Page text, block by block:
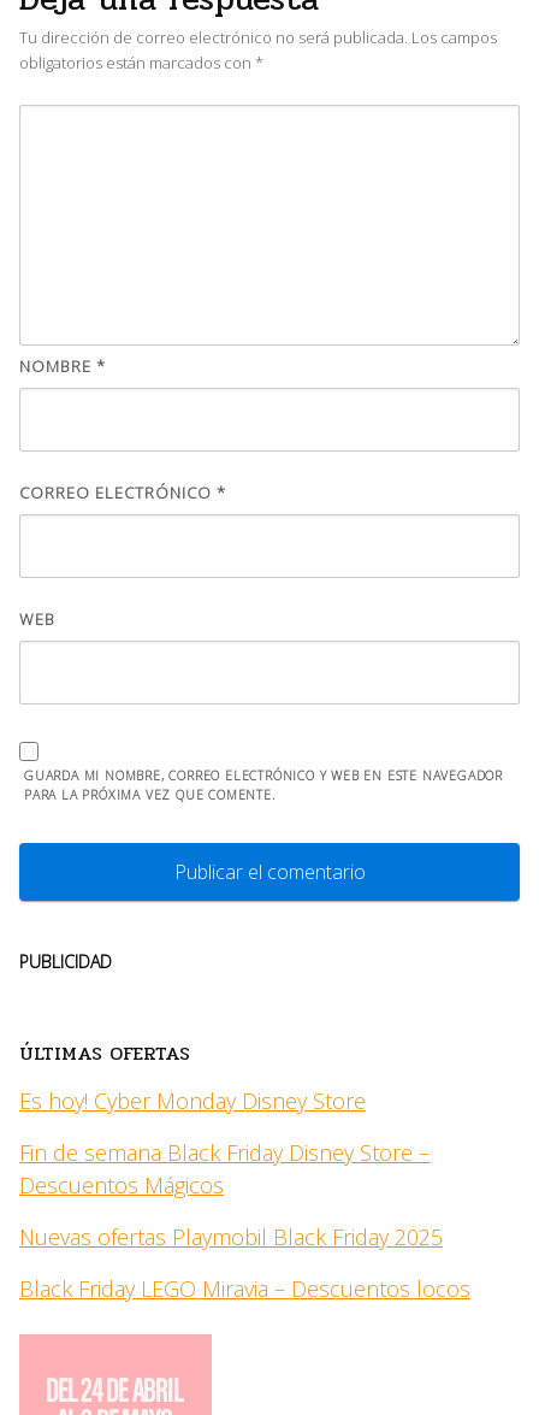
Tu dirección de correo electrónico no será publicada. Los campos
obligatorios están marcados con *
NOMBRE *
CORREO ELECTRÓNICO *
WEB
GUARDA MI NOMBRE, CORREO ELECTRÓNICO Y WEB EN ESTE NAVEGADOR
PARA LA PRÓXIMA VEZ QUE COMENTE.
PUBLICIDAD
ÚLTIMAS OFERTAS
Es hoy! Cyber Monday Disney Store
Fin de semana Black Friday Disney Store –
Descuentos Mágicos
Nuevas ofertas Playmobil Black Friday 2025
Black Friday LEGO Miravia – Descuentos locos